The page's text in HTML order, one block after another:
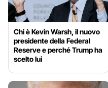
Chi è Kevin Warsh, il nuovo
presidente della Federal
Reserve e perché Trump ha
scelto lui